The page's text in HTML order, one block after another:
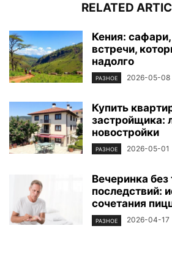
RELATED
Кения:
встречи,
надолго
РАЗНОЕ 2026-05-08
Купить
застройщика:
новостройки
РАЗНОЕ 2026-05-01
Вечеринка
последствий:
сочетания
РАЗНОЕ 2026-04-17